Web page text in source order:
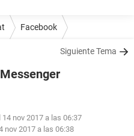
Facebook
Siguiente Tema
nov 2017 a las 06:37
nov 2017 a las 06:38